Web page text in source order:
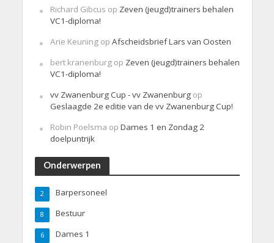
Richard Gibcus op Zeven (jeugd)trainers behalen
VC1-diploma!
Arie Keuningop Afscheidsbrief Lars van Oosten
bert kranenburgop Zeven (jeugd)trainers behalen
VC1-diploma!
vv Zwanenburg Cup - vv Zwanenburgop
Geslaagde 2e editie van de vv Zwanenburg Cup!
Robin Poelsma op Dames 1 en Zondag 2
doelpuntrijk
Onderwerpen
Barpersoneel
2
Bestuur
8
Dames 1
6